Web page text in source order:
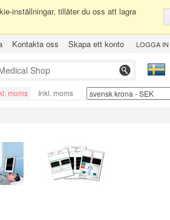
inställningar, tillåter du oss att lagra
Kontakta oss Skapa ett konto LOGGA IN
moms Inkl. moms